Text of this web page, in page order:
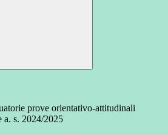
prove orientativo-attitudinali
a. s. 2024/2025